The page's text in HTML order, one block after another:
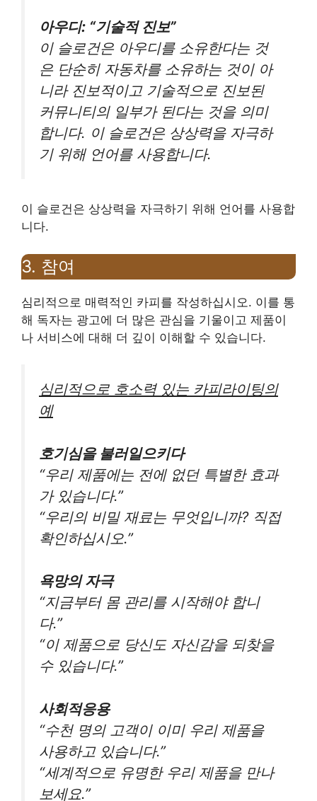
아우디: “기술적 진보”
이 슬로건은 아우디를 소유한다는 것
은 단순히 자동차를 소유하는 것이 아
니라 진보적이고 기술적으로 진보된
커뮤니티의 일부가 된다는 것을 의미
합니다. 이 슬로건은 상상력을 자극하
기 위해 언어를 사용합니다.
이 슬로건은 상상력을 자극하기 위해 언어를 사용합
니다.
3. 참여
심리적으로 매력적인 카피를 작성하십시오. 이를 통
해 독자는 광고에 더 많은 관심을 기울이고 제품이
나 서비스에 대해 더 깊이 이해할 수 있습니다.
심리적으로 호소력 있는 카피라이팅의
예
호기심을 불러일으키다
“우리 제품에는 전에 없던 특별한 효과
가 있습니다.”
“우리의 비밀 재료는 무엇입니까? 직접
확인하십시오.”
욕망의 자극
“지금부터 몸 관리를 시작해야 합니
다.”
“이 제품으로 당신도 자신감을 되찾을
수 있습니다.”
사회적응용
“수천 명의 고객이 이미 우리 제품을
사용하고 있습니다.”
“세계적으로 유명한 우리 제품을 만나
보세요.”